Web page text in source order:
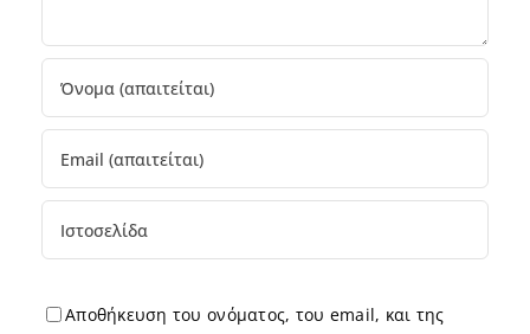
Αποθήκευση του ονόματος, του email, και της